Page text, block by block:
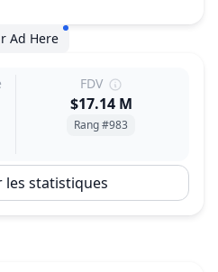
Ad Here
FDV
$17.14 M
Rang #983
les statistiques